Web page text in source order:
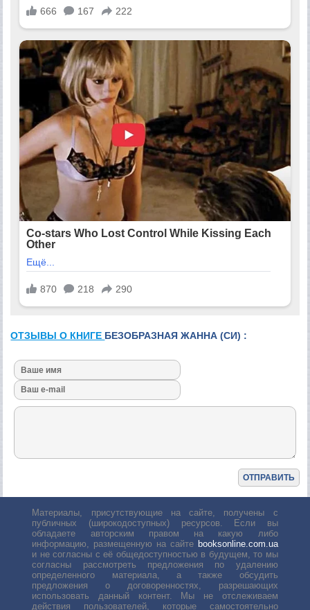
ОТЗЫВЫ О КНИГЕ БЕЗОБРАЗНАЯ ЖАННА (СИ) :
Материалы, присутствующие на сайте, получены с
публичных (широкодоступных) ресурсов. Если вы
обладаете авторским правом на какую либо
информацию, размещенную на сайте booksonline.com.ua
и не согласны с её общедоступностью в будущем, то мы
согласны рассмотреть предложения по удалению
определенного материала, а также обсудить
предложения о договоренностях, разрешающих
использовать данный контент. Мы не отслеживаем
действия пользователей, которые самостоятельно